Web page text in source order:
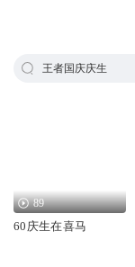
王者国庆庆生
89
60庆生在喜马